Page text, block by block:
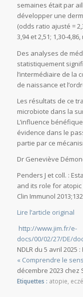
semaines était par
développer une
(odds ratio ajusté =
3,94 et 2,51; 1,30-
Des analyses de
statistiquement
l’intermédiaire de la
de naissance et
Les résultats de ce
microbiote dans la
L’influence
évidence dans le
partie par ce
Dr Geneviève
Penders J et coll. :
and its role for
Clin Immunol
Lire l’article original
http://www.jim.fr/e-
docs/00/02/27/DE/
NDLR du 5 avril 2025
« Comprendre le
décembre 2023 chez
Etiquettes : atopie